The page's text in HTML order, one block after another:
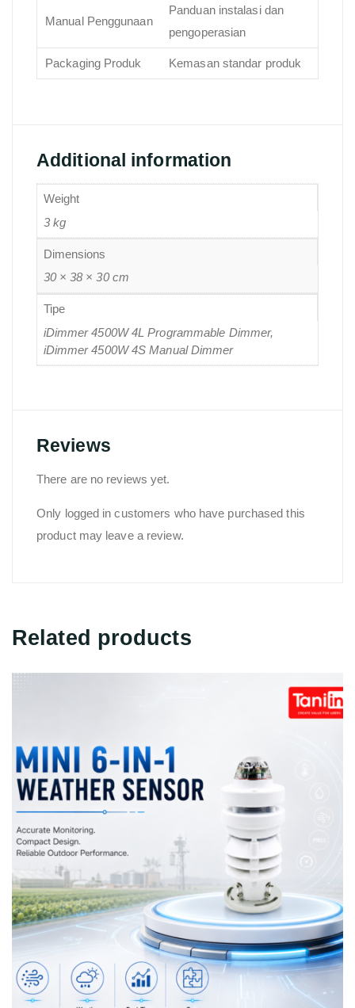
Manual Penggunaan
Panduan instalasi dan
pengoperasian
Packaging Produk Kemasan standar produk
Additional information
Weight
3 kg
Dimensions
30 × 38 × 30 cm
Tipe
iDimmer 4500W 4L Programmable Dimmer,
iDimmer 4500W 4S Manual Dimmer
Reviews
There are no reviews yet.
Only logged in customers who have purchased this
product may leave a review.
Related products